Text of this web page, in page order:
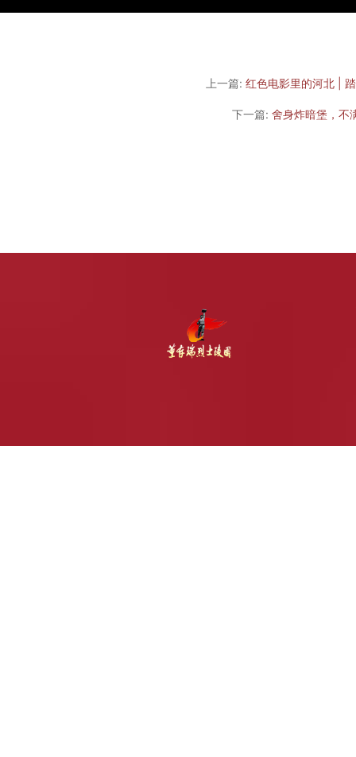
上一篇: 红色电影里的河北 |
下一篇: 舍身炸暗堡，不